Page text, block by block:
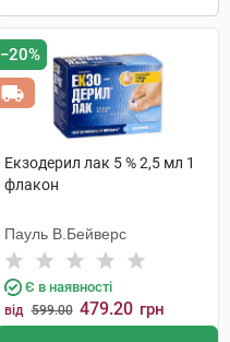
−20%
Екзодерил лак 5 % 2,5 мл 1
флакон
Пауль В.Бейверс
Є в наявності
від 599.00 479.20 грн